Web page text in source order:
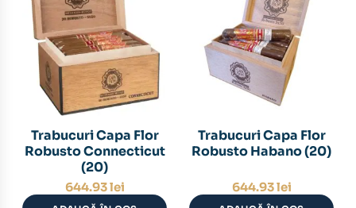
Trabucuri Capa Flor
Robusto Connecticut
(20)
644.93lei
Trabucuri Capa Flor
Robusto Habano (20)
644.93lei